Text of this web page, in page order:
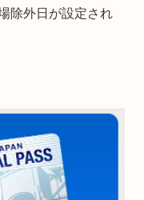
除外日が設定され